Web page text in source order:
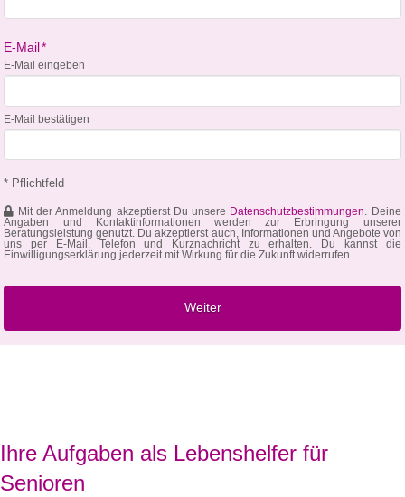
E-Mail*
E-Mail eingeben
E-Mail bestätigen
* Pflichtfeld
Mit der Anmeldung akzeptierst Du unsere Datenschutzbestimmungen. Deine
Angaben und Kontaktinformationen werden zur Erbringung unserer
Beratungsleistung genutzt. Du akzeptierst auch, Informationen und Angebote von
uns per E-Mail, Telefon und Kurznachricht zu erhalten. Du kannst die
Einwilligungserklärung jederzeit mit Wirkung für die Zukunft widerrufen.
Ihre Aufgaben als Lebenshelfer für
Senioren